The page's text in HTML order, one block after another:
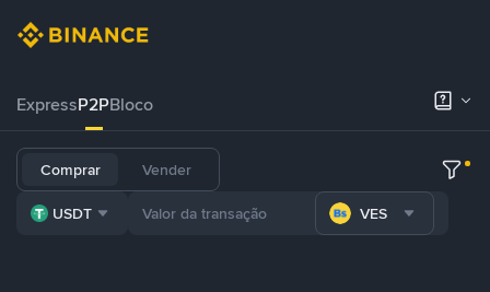
ExpressP2PBloco
Comprar Vender
USDT VES